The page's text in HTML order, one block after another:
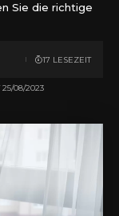
Sie die richtige
25/08/2023
17 LESEZEIT